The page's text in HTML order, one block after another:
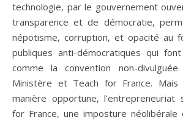
technologie, par le gouvernement
transparence et de démocratie,
népotisme, corruption, et opacité au
publiques anti-démocratiques qui
comme la convention non-
Ministère et Teach for France. Mais
manière opportune, l’entrepreneuriat
for France, une imposture néolibérale